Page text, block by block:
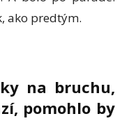
ako predtým.
na bruchu,
pomohlo by